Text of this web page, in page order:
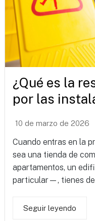
¿Qué es la
por las
10 de marzo de 2026
Cuando entras en la
sea una tienda de
apartamentos, un
particular—, tienes
Seguir leyendo